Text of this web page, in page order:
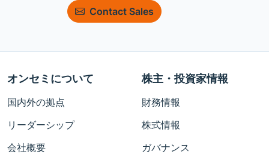
Contact Sales
オンセミについて
国内外の拠点
リーダーシップ
会社概要
株主・投資家情報
財務情報
株式情報
ガバナンス